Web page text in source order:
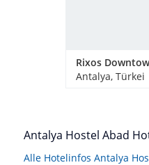
Antalya, Türkei
Antalya Hostel Abad
Alle Hotelinfos Antalya